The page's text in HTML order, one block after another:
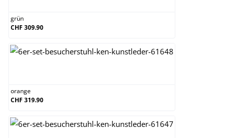
grün
CHF 309.90
orange
CHF 319.90